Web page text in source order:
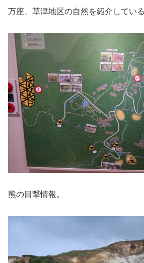
万座、草津地区の自然を紹介してい
熊の目撃情報。